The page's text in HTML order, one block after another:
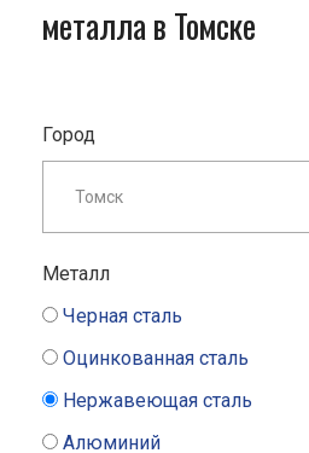
металла в Томске
Город
Металл
Черная сталь
Оцинкованная сталь
Нержавеющая сталь
Алюминий